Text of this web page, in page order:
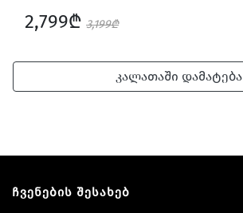
2,799₾ 3,199₾
კალათაში დამატება
ჩვენების შესახებ